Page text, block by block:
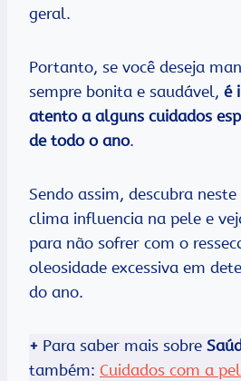
geral.
Portanto, se você deseja
sempre bonita e saudável, é
atento a alguns cuidados
de todo o ano.
Sendo assim, descubra
clima influencia na pele e
para não sofrer com o
oleosidade excessiva em
do ano.
+ Para saber mais sobre
também: Cuidados com a